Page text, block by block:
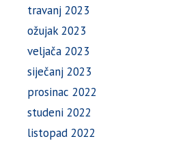
travanj 2023
ožujak 2023
veljača 2023
siječanj 2023
prosinac 2022
studeni 2022
listopad 2022